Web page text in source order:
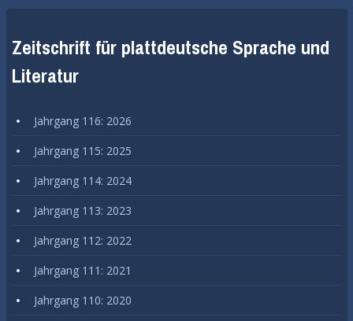
Zeitschrift für plattdeutsche Sprache und
Literatur
Jahrgang 116: 2026
Jahrgang 115: 2025
Jahrgang 114: 2024
Jahrgang 113: 2023
Jahrgang 112: 2022
Jahrgang 111: 2021
Jahrgang 110: 2020